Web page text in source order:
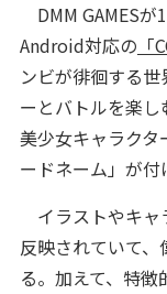
DMM GAMES
Android対応の
ンビが徘徊する
ーとバトルを楽し
美少女キャラク
ードネーム」が付
イラストやキャ
反映されていて
る。加えて、特